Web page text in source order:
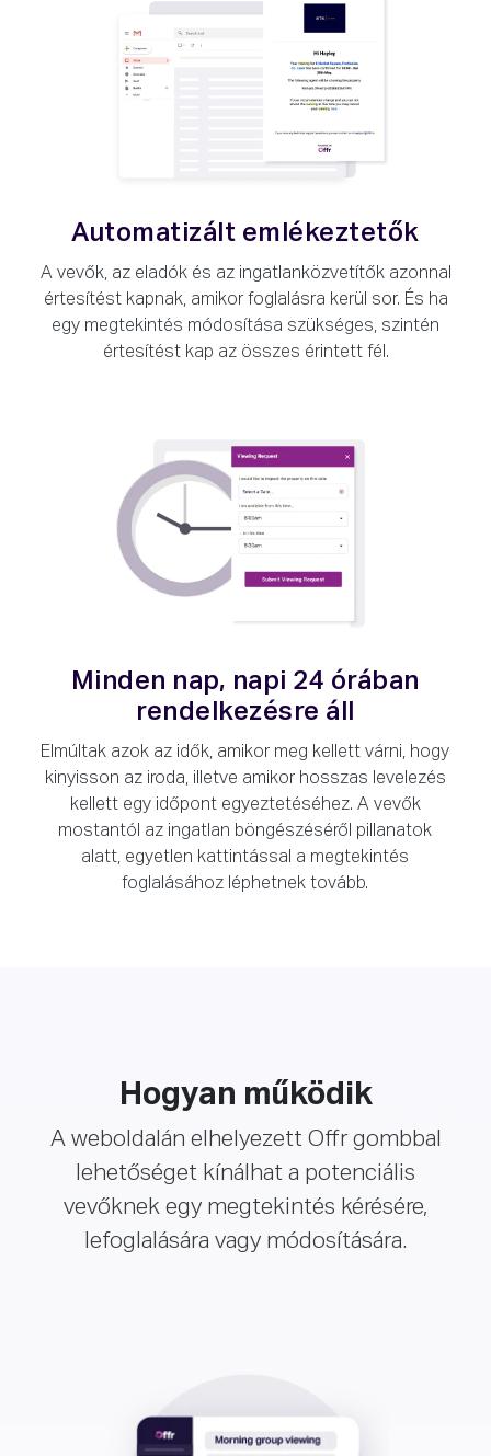
Automatizált emlékeztetők
A vevők, az eladók és az ingatlanközvetítők azonnal
értesítést kapnak, amikor foglalásra kerül sor. És ha
egy megtekintés módosítása szükséges, szintén
értesítést kap az összes érintett fél.
Minden nap, napi 24 órában
rendelkezésre áll
Elmúltak azok az idők, amikor meg kellett várni, hogy
kinyisson az iroda, illetve amikor hosszas levelezés
kellett egy időpont egyeztetéséhez. A vevők
mostantól az ingatlan böngészéséről pillanatok
alatt, egyetlen kattintással a megtekintés
foglalásához léphetnek tovább.
Hogyan működik
A weboldalán elhelyezett Offr gombbal
lehetőséget kínálhat a potenciális
vevőknek egy megtekintés kérésére,
lefoglalására vagy módosítására.